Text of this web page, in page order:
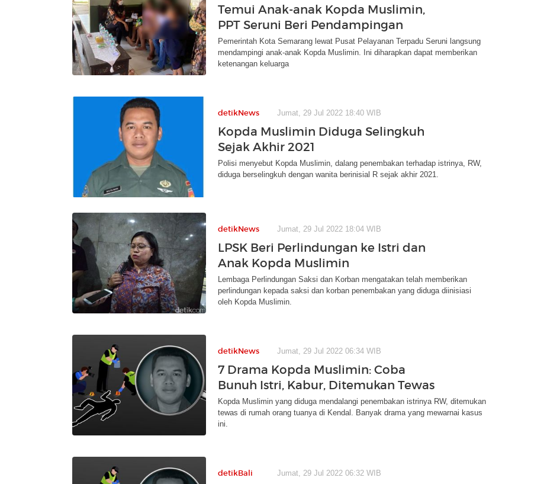
Temui Anak-anak Kopda Muslimin,
PPT Seruni Beri Pendampingan
Pemerintah Kota Semarang lewat Pusat Pelayanan Terpadu Seruni langsung
mendampingi anak-anak Kopda Muslimin. Ini diharapkan dapat memberikan
ketenangan keluarga
detikNews Jumat, 29 Jul 2022 18:40 WIB
Kopda Muslimin Diduga Selingkuh
Sejak Akhir 2021
Polisi menyebut Kopda Muslimin, dalang penembakan terhadap istrinya, RW,
diduga berselingkuh dengan wanita berinisial R sejak akhir 2021.
detikNews Jumat, 29 Jul 2022 18:04 WIB
LPSK Beri Perlindungan ke Istri dan
Anak Kopda Muslimin
Lembaga Perlindungan Saksi dan Korban mengatakan telah memberikan
perlindungan kepada saksi dan korban penembakan yang diduga diinisiasi
oleh Kopda Muslimin.
detikNews Jumat, 29 Jul 2022 06:34 WIB
7 Drama Kopda Muslimin: Coba
Bunuh Istri, Kabur, Ditemukan Tewas
Kopda Muslimin yang diduga mendalangi penembakan istrinya RW, ditemukan
tewas di rumah orang tuanya di Kendal. Banyak drama yang mewarnai kasus
ini.
detikBali Jumat, 29 Jul 2022 06:32 WIB